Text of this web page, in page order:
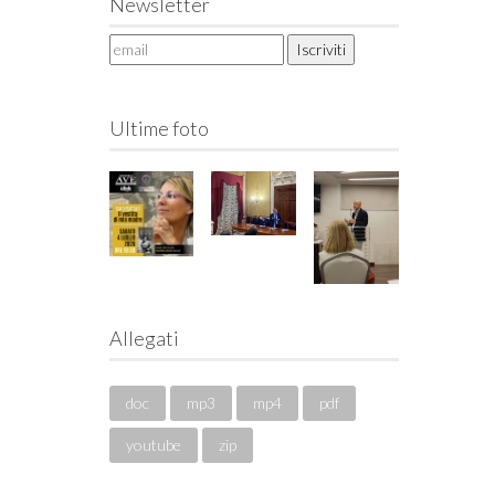
Ultime foto
Allegati
doc mp3 mp4 pdf
youtube zip